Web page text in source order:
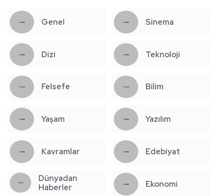
Genel Sinema
Dizi Teknoloji
Felsefe Bilim
Yaşam Yazılım
Kavramlar Edebiyat
Dünyadan
Haberler
Ekonomi